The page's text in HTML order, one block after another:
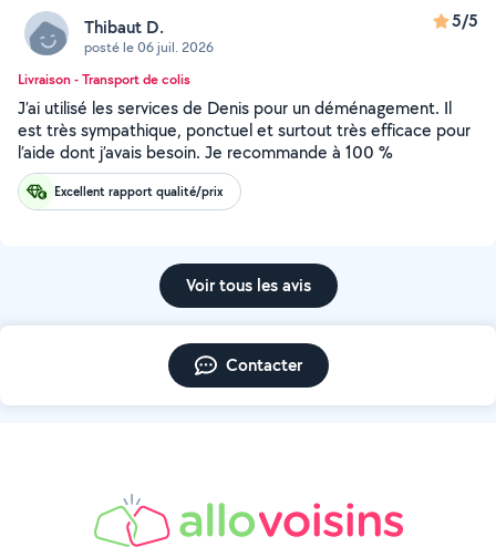
Thibaut D.
posté le 06 juil. 2026
5/5
Livraison - Transport de colis
J’ai utilisé les services de Denis pour un déménagement. Il
est très sympathique, ponctuel et surtout très efficace pour
l’aide dont j’avais besoin. Je recommande à 100 %
Excellent rapport qualité/prix
Voir tous les avis
Contacter